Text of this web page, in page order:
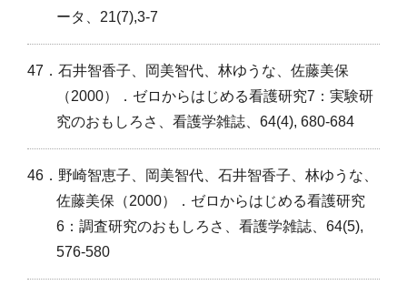
ータ、21(7),3-7
47．石井智香子、岡美智代、林ゆうな、佐藤美保
（2000）．ゼロからはじめる看護研究7：実験研
究のおもしろさ、看護学雑誌、64(4), 680-684
46．野崎智恵子、岡美智代、石井智香子、林ゆうな、
佐藤美保（2000）．ゼロからはじめる看護研究
6：調査研究のおもしろさ、看護学雑誌、64(5),
576-580